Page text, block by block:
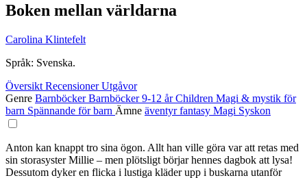
Boken mellan världarna
Carolina Klintefelt
Språk: Svenska.
Översikt RecensionerUtgåvor
Genre BarnböckerBarnböcker 9-12 årChildren Magi & mystik för
barn Spännande för barn Ämne äventyrfantasy Magi Syskon
Anton kan knappt tro sina ögon. Allt han ville göra var att retas med
sin storasyster Millie – men plötsligt börjar hennes dagbok att lysa!
Dessutom dyker en flicka i lustiga kläder upp i buskarna utanför